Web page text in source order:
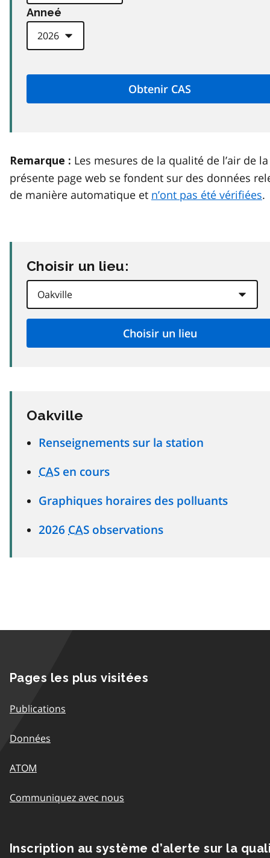
Anneé
Remarque : Les mesures de la qualité de l’air de la
présente page web se fondent sur des données
de manière automatique et n’ont pas été vérifiées.
Choisir un lieu:
Oakville
Renseignements sur la station
CAS en cours
Graphiques horaires des polluants
2026 CAS observations
Pages les plus visitées
Publications
Données
ATOM
Communiquez avec nous
Inscription au système d’alerte sur la